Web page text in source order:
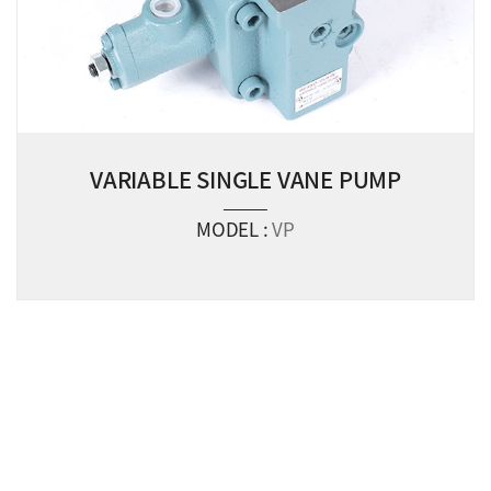
VARIABLE SINGLE VANE PUMP
MODEL :VP